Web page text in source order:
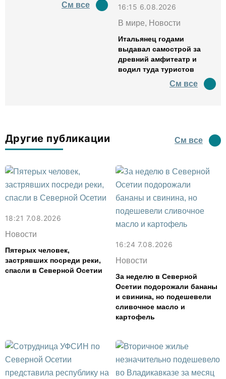
См все
16:15 6.08.2026
В мире, Новости
Итальянец годами
выдавал самострой за
древний амфитеатр и
водил туда туристов
См все
Другие публикации См все
18:21 7.08.2026
Новости
Пятерых человек,
застрявших посреди реки,
спасли в Северной Осетии
16:24 7.08.2026
Новости
За неделю в Северной
Осетии подорожали бананы
и свинина, но подешевели
сливочное масло и
картофель